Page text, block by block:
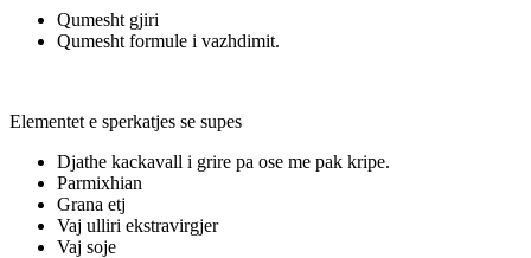
Qumesht gjiri
Qumesht formule i vazhdimit.
Elementet e sperkatjes se supes
Djathe kackavall i grire pa ose me pak kripe.
Parmixhian
Grana etj
Vaj ulliri ekstravirgjer
Vaj soje